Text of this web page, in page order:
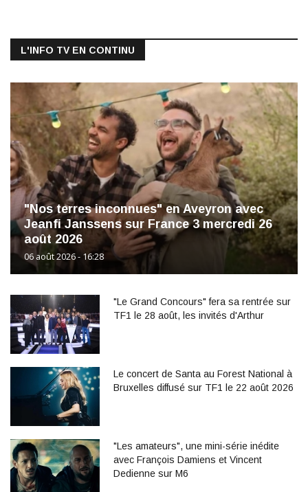
L'INFO TV EN CONTINU
"Nos terres inconnues" en Aveyron avec
Jeanfi Janssens sur France 3 mercredi 26
août 2026
06 août 2026 - 16:28
"Le Grand Concours" fera sa rentrée sur
TF1 le 28 août, les invités d'Arthur
Le concert de Santa au Forest National à
Bruxelles diffusé sur TF1 le 22 août 2026
"Les amateurs", une mini-série inédite
avec François Damiens et Vincent
Dedienne sur M6